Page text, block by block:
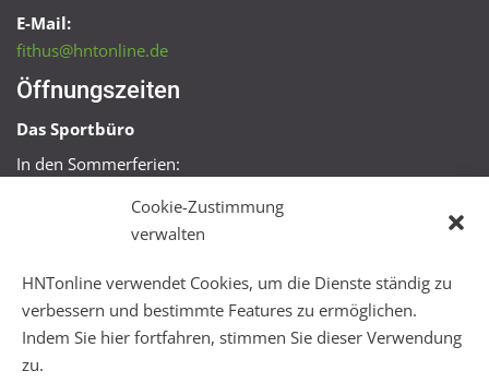
Cookie-Zustimmung
verwalten
HNTonline verwendet Cookies, um die Dienste ständig zu
verbessern und bestimmte Features zu ermöglichen.
Indem Sie hier fortfahren, stimmen Sie dieser Verwendung
zu.
E-Mail:
fithus@hntonline.de
Öffnungszeiten
Das Sportbüro
In den Sommerferien:
Mo + Mi 16:00 – 18:00 Uhr
Mo – Fr 08:00 – 22:00 Uhr
Sa + So 10:00 – 18:00 Uhr